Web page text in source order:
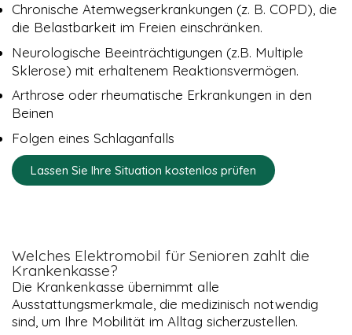
Chronische Atemwegserkrankungen (z. B. COPD), die
die Belastbarkeit im Freien einschränken.
Neurologische Beeinträchtigungen (z.B. Multiple
Sklerose) mit erhaltenem Reaktionsvermögen.
Arthrose oder rheumatische Erkrankungen in den
Beinen
Folgen eines Schlaganfalls
Lassen Sie Ihre Situation kostenlos prüfen
Welches Elektromobil für Senioren zahlt die
Krankenkasse?
Die Krankenkasse übernimmt alle
Ausstattungsmerkmale, die medizinisch notwendig
sind, um Ihre Mobilität im Alltag sicherzustellen.